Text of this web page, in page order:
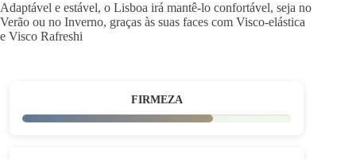
Adaptável e estável, o Lisboa irá mantê-lo confortável, seja no
Verão ou no Inverno, graças às suas faces com Visco-elástica
e Visco Rafreshi
FIRMEZA